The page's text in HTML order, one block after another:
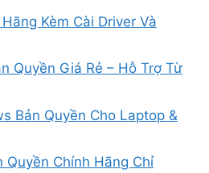
Kèm Cài Driver Và
Quyền Giá Rẻ – Hỗ Trợ Từ
Bản Quyền Cho Laptop &
Quyền Chính Hãng Chỉ